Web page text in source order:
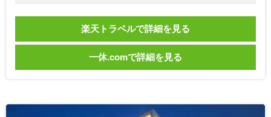
楽天トラベルで詳細を見る
一休.comで詳細を見る